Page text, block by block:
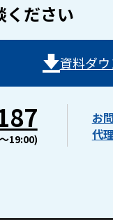
ください
資料ダ
19:00)
お
代